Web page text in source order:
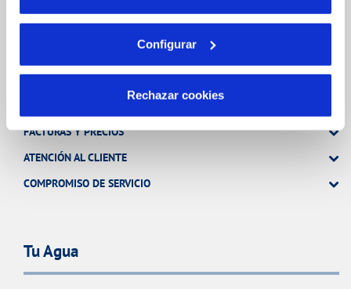
Configurar
Rechazar cookies
Tu Servicio
FACTURAS Y PRECIOS
ATENCIÓN AL CLIENTE
COMPROMISO DE SERVICIO
Tu Agua